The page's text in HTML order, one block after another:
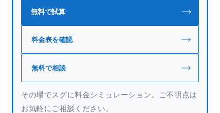
無料で試算
料金表を確認
無料で相談
その場でスグに料金シミュレーション。ご不明点は
お気軽にご相談ください。